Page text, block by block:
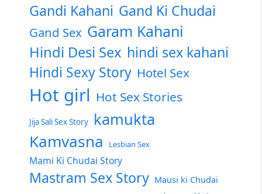
Gandi Kahani Gand Ki Chudai
Gand Sex Garam Kahani
Hindi Desi Sex hindi sex kahani
Hindi Sexy Story Hotel Sex
Hot girl Hot Sex Stories
Jija Sali Sex Story kamukta
Kamvasna Lesbian Sex
Mami Ki Chudai Story
Mastram Sex Story Mausi ki Chudai